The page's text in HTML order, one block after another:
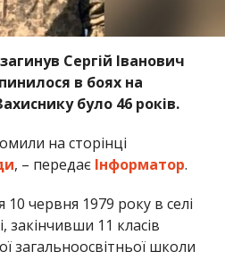
Сергій Іванович
в боях на
було 46 років.
на сторінці
, – передає Інформатор.
червня 1979 року в селі
закінчивши 11 класів
загальноосвітньої школи